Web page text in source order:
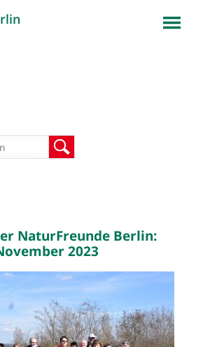
NaturFreunde Berlin:
2023